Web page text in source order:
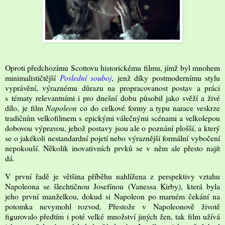
Oproti předchozímu Scottovu historickému filmu, jímž byl mnohem
minimalističtější Poslední souboj, jenž díky postmodernímu stylu
vyprávění, výraznému důrazu na propracovanost postav a práci
s tématy relevantními i pro dnešní dobu působil jako svěží a živé
dílo, je film Napoleon co do celkové formy a typu narace veskrze
tradičním velkofilmem s epickými válečnými scénami a velkolepou
dobovou výpravou, jehož postavy jsou ale o poznání plošší, a který
se o jakékoli nestandardní pojetí nebo výraznější formální vybočení
nepokouší. Několik inovativních prvků se v něm ale přesto najít
dá.
V první řadě je většina příběhu nahlížena z perspektivy vztahu
Napoleona se šlechtičnou Josefínou (Vanessa Kirby), která byla
jeho první manželkou, dokud si Napoleon po marném čekání na
potomka nevymohl rozvod. Přestože v Napoleonově životě
figurovalo předtím i poté velké množství jiných žen, tak film užívá